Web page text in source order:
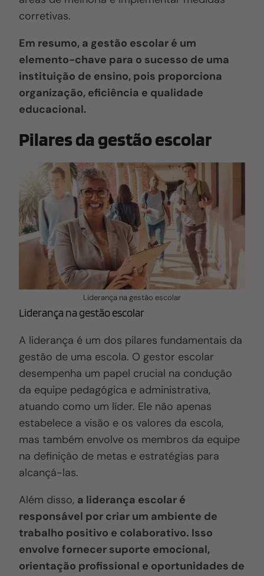
corretivas.
Em resumo, a gestão escolar é um
elemento-chave para o sucesso de uma
instituição de ensino, pois proporciona
organização, eficiência e qualidade
educacional.
Pilares da gestão escolar
Liderança na gestão escolar
Liderança na gestão escolar
A liderança é um dos pilares fundamentais da
gestão de uma escola. O gestor escolar
desempenha um papel crucial na condução
da equipe pedagógica e administrativa,
atuando como um líder. Ele não apenas
estabelece a visão e os valores da escola,
mas também envolve os membros da equipe
na definição de metas e estratégias para
alcançá-las.
Além disso, a liderança escolar é
responsável por criar um ambiente de
trabalho positivo e colaborativo. Isso
envolve fornecer suporte emocional,
orientação profissional e oportunidades de